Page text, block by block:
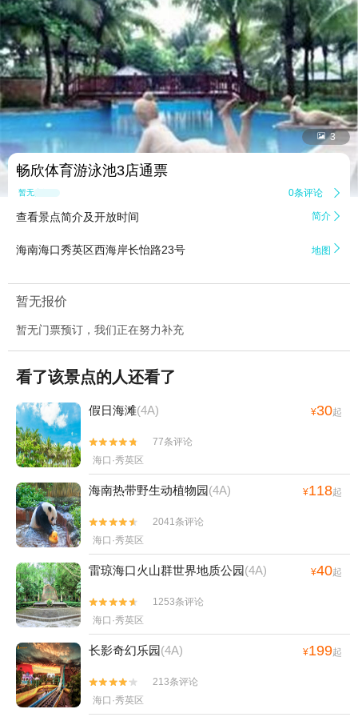
 3
畅欣体育游泳池3店通票
暂无点评 0条评论 
查看景点简介及开放时间 简介 
海南海口秀英区西海岸长怡路23号 地图 
暂无报价
暂无门票预订，我们正在努力补充
看了该景点的人还看了
假日海滩(4A) ¥30起


77条评论
海口·秀英区
海南热带野生动植物园(4A) ¥118起


2041条评论
海口·秀英区
雷琼海口火山群世界地质公园(4A) ¥40起


1253条评论
海口·秀英区
长影奇幻乐园(4A) ¥199起


213条评论
海口·秀英区
